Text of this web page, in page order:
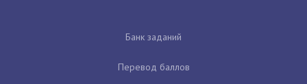
Банк заданий
Перевод баллов